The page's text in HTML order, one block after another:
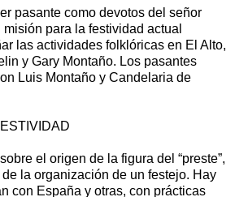
pasante como devotos del señor
para la festividad actual
las actividades folklóricas en El Alto,
y Gary Montaño. Los pasantes
Luis Montaño y Candelaria de
el origen de la figura del “preste”,
la organización de un festejo. Hay
con España y otras, con prácticas